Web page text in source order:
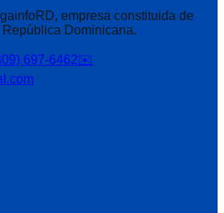
empresa constituida de
Dominicana.
697-6462✉️